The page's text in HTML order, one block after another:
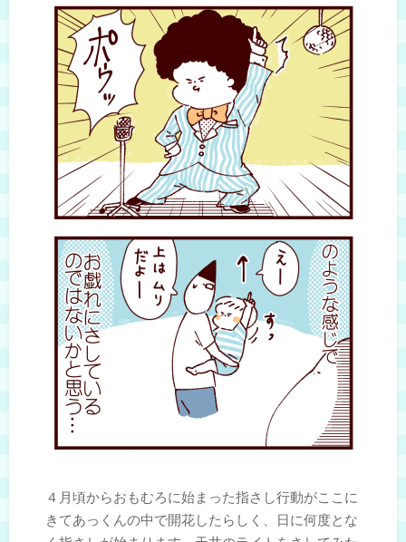
４月頃からおもむろに始まった指さし行動がここに
きてあっくんの中で開花したらしく、日に何度とな